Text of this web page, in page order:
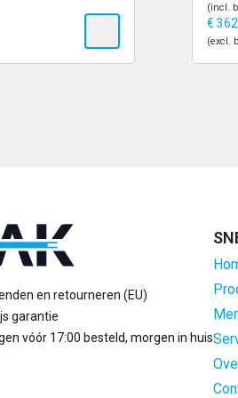
(incl.
€
(excl.
en retourneren (EU)
garantie
vóór 17:00 besteld, morgen in huis